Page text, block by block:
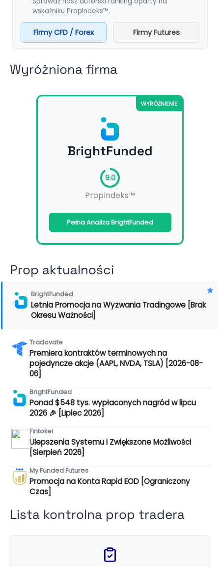
wskaźniku PropIndeks™.
Firmy CFD / Forex Firmy Futures
Wyróżniona firma
WYRÓŻNIENIE
BrightFunded
9.0
PropIndeks™
Pełna Analiza BrightFunded
Prop aktualności
BrightFunded
Letnia Promocja na Wyzwania Tradingowe [Brak
Okresu Ważności]
Tradovate
Premiera kontraktów terminowych na
pojedyncze akcje (AAPL, NVDA, TSLA) [2026-08-
06]
BrightFunded
Ponad $548 tys. wypłaconych nagród w lipcu
2026 🎉 [Lipiec 2026]
Fintokei
Ulepszenia Systemu i Zwiększone Możliwości
[Sierpień 2026]
My Funded Futures
Promocja na Konta Rapid EOD [Ograniczony
Czas]
Lista kontrolna prop tradera